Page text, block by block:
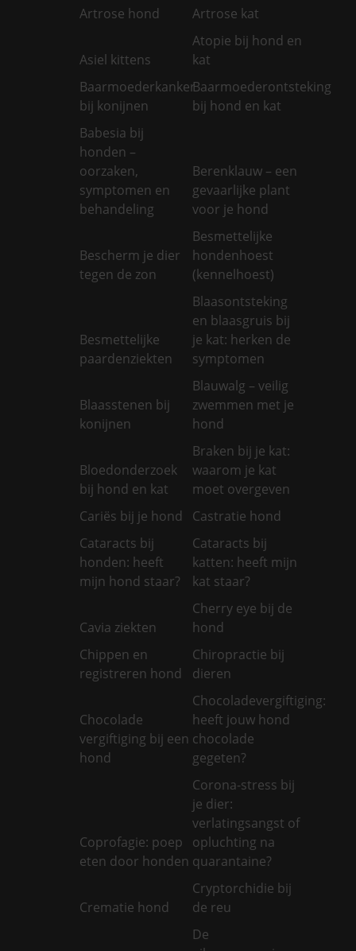
Artrose hond
Artrose kat
Asiel kittens
Atopie bij hond en
kat
Baarmoederkanker
bij konijnen
Baarmoederontsteking
bij hond en kat
Babesia bij
honden –
oorzaken,
symptomen en
behandeling
Berenklauw – een
gevaarlijke plant
voor je hond
Bescherm je dier
tegen de zon
Besmettelijke
hondenhoest
(kennelhoest)
Besmettelijke
paardenziekten
Blaasontsteking
en blaasgruis bij
je kat: herken de
symptomen
Blaasstenen bij
konijnen
Blauwalg – veilig
zwemmen met je
hond
Bloedonderzoek
bij hond en kat
Braken bij je kat:
waarom je kat
moet overgeven
Cariës bij je hond
Castratie hond
Cataracts bij
honden: heeft
mijn hond staar?
Cataracts bij
katten: heeft mijn
kat staar?
Cavia ziekten
Cherry eye bij de
hond
Chippen en
registreren hond
Chiropractie bij
dieren
Chocolade
vergiftiging bij een
hond
Chocoladevergiftiging:
heeft jouw hond
chocolade
gegeten?
Coprofagie: poep
eten door honden
Corona-stress bij
je dier:
verlatingsangst of
opluchting na
quarantaine?
Crematie hond
Cryptorchidie bij
de reu
De